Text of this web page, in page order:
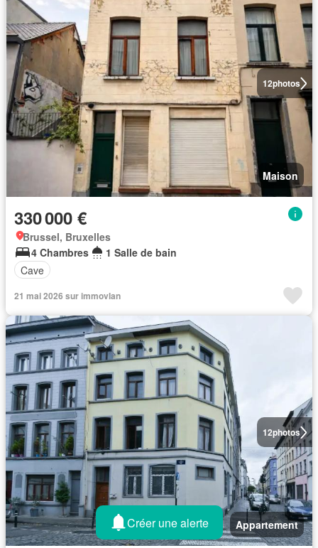
12photos
Maison
330 000 €
Brussel, Bruxelles
4 Chambres
1 Salle de bain
Cave
21 mai 2026 sur immovlan
12photos
Appartement
Créer une alerte